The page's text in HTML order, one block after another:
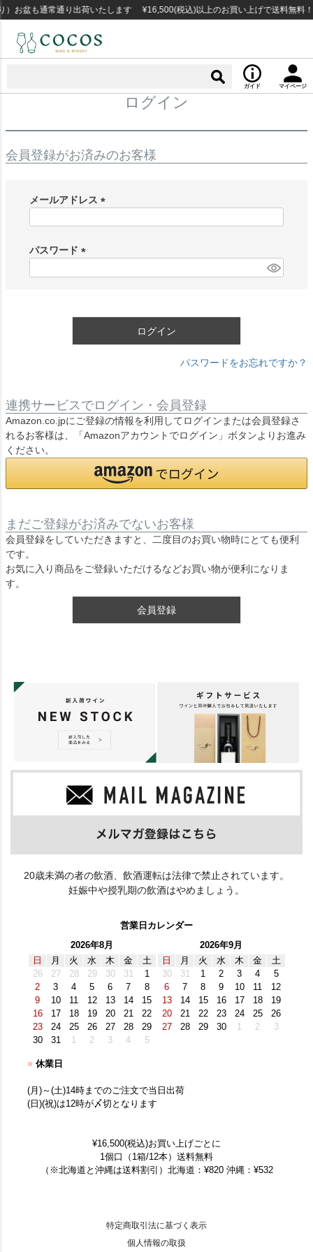
お盆も通常通り出荷いたします ¥16,500(税込)以上のお買い上げで送料無料！
ガイド マイページ
ログイン
会員登録がお済みのお客様
メールアドレス
)
パスワード
ログイン
パスワードをお忘れですか？
連携サービスでログイン・会員登録
Amazon.co.jpにご登録の情報を利用してログインまたは会員登録さ
れるお客様は、「Amazonアカウントでログイン」ボタンよりお進み
ください。
まだご登録がお済みでないお客様
会員登録をしていただきますと、二度目のお買い物時にとても便利
です。
お気に入り商品をご登録いただけるなどお買い物が便利になりま
す。
会員登録
20歳未満の者の飲酒、飲酒運転は法律で禁止されています。
妊娠中や授乳期の飲酒はやめましょう。
営業日カレンダー
2026年8月
日
月 火 水 木 金
土
26
27 28 29 30 31
1
2
3 4 5 6 7
8
9
10 11 12 13 14
15
16
17 18 19 20 21
22
23
24 25 26 27 28
29
30
31 1 2 3 4 5
2026年9月
日
月 火 水 木 金
土
30
31 1 2 3 4
5
6
7 8 9 10 11
12
13
14 15 16 17 18
19
20
21 22 23 24 25
26
27
28 29 30 1 2 3
■ 休業日
(月)～(土)14時までのご注文で当日出荷
(日)(祝)は12時が〆切となります
¥16,500(税込)お買い上げごとに
1個口（1箱/12本）送料無料
（※北海道と沖縄は送料割引）北海道：¥820 沖縄：¥532
特定商取引法に基づく表示
個人情報の取扱